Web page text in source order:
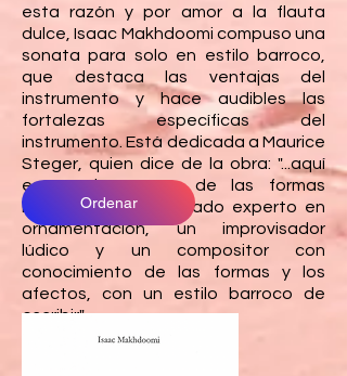
esta razón y por amor a la flauta
dulce, Isaac Makhdoomi compuso una
sonata para solo en estilo barroco,
que destaca las ventajas del
instrumento y hace audibles las
fortalezas específicas del
instrumento. Está dedicada a Maurice
Steger, quien dice de la obra: "...aquí
estás el maestro de las formas
barrocas, un sofisticado experto en
ornamentación, un improvisador
lúdico y un compositor con
conocimiento de las formas y los
afectos, con un estilo barroco de
escribir".
Ordenar